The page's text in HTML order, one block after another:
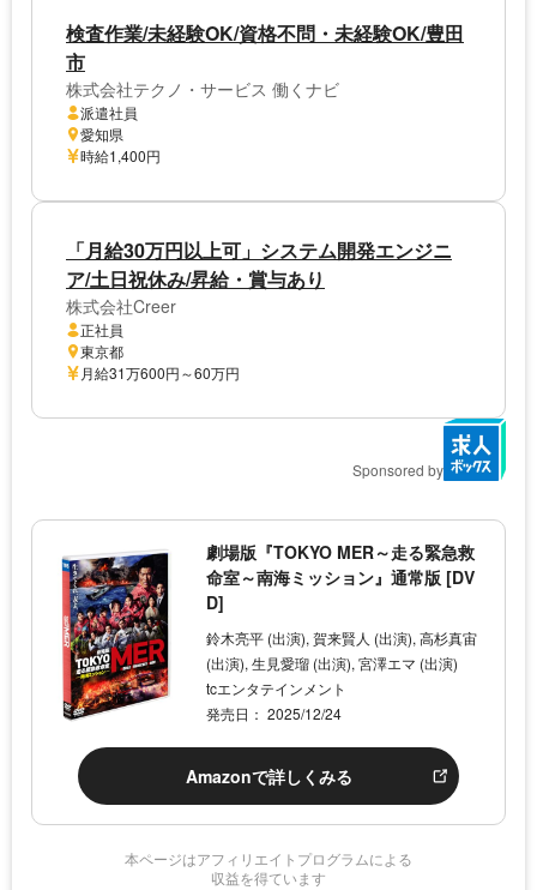
検査作業/未経験OK/資格不問・未経験OK/豊田
市
株式会社テクノ・サービス 働くナビ
派遣社員
愛知県
時給1,400円
「月給30万円以上可」システム開発エンジニ
ア/土日祝休み/昇給・賞与あり
株式会社Creer
正社員
東京都
月給31万600円～60万円
Sponsored by
劇場版『TOKYO MER～走る緊急救
命室～南海ミッション』通常版 [DV
D]
鈴木亮平 (出演), 賀来賢人 (出演), 高杉真宙
(出演), 生見愛瑠 (出演), 宮澤エマ (出演)
tcエンタテインメント
発売日： 2025/12/24
Amazonで詳しくみる
本ページはアフィリエイトプログラムによる
収益を得ています